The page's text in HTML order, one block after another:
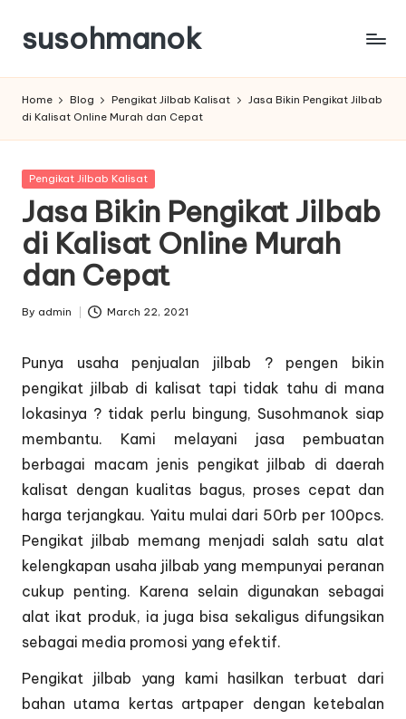
Skip
content
susohmanok
Home Blog Pengikat Jilbab Kalisat
Jasa Bikin Pengikat Jilbab
di Kalisat Online Murah dan Cepat
Posted
Pengikat Jilbab Kalisat
Jasa Bikin Pengikat Jilbab
di Kalisat Online Murah
dan Cepat
Posted
By admin March 22, 2021
Punya usaha penjualan jilbab ? pengen bikin
pengikat jilbab di kalisat tapi tidak tahu di mana
lokasinya ? tidak perlu bingung, Susohmanok siap
membantu. Kami melayani jasa pembuatan
berbagai macam jenis pengikat jilbab di daerah
kalisat dengan kualitas bagus, proses cepat dan
harga terjangkau. Yaitu mulai dari 50rb per 100pcs.
Pengikat jilbab memang menjadi salah satu alat
kelengkapan usaha jilbab yang mempunyai peranan
cukup penting. Karena selain digunakan sebagai
alat ikat produk, ia juga bisa sekaligus difungsikan
sebagai media promosi yang efektif.
Pengikat jilbab yang kami hasilkan terbuat dari
bahan utama kertas artpaper dengan ketebalan